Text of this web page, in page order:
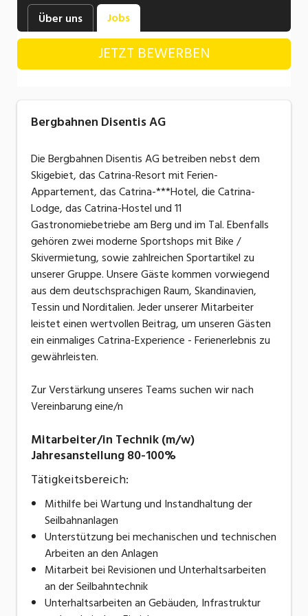
Industrie, Maschinenbau, Anlagenbau,
Produktion
Informatik, Telekommunikation
Mechanik, Elektronik, Optik, Textil (Fertigung)
Medizin, Gesundheitswesen, Pflege
Sicherheit, Rettung, Polizei, Zoll
Verkauf, Handel, Kundenberatung,
Aussendienst
Über uns Jobs
JETZT BEWERBEN
Bergbahnen Disentis AG
Die Bergbahnen Disentis AG betreiben nebst dem
Skigebiet, das Catrina-Resort mit Ferien-
Appartement, das Catrina-***Hotel, die Catrina-
Lodge, das Catrina-Hostel und 11
Gastronomiebetriebe am Berg und im Tal. Ebenfalls
gehören zwei moderne Sportshops mit Bike /
Skivermietung, sowie zahlreichen Sportartikel zu
unserer Gruppe. Unsere Gäste kommen vorwiegend
aus dem deutschsprachigen Raum, Skandinavien,
Tessin und Norditalien. Jeder unserer Mitarbeiter
leistet einen wertvollen Beitrag, um unseren Gästen
ein einmaliges Catrina-Experience - Ferienerlebnis zu
gewährleisten.
Zur Verstärkung unseres Teams suchen wir nach
Vereinbarung eine/n
Mitarbeiter/in Technik (m/w)
Jahresanstellung 80-100%
Tätigkeitsbereich:
Mithilfe bei Wartung und Instandhaltung der
Seilbahnanlagen
Unterstützung bei mechanischen und technischen
Arbeiten an den Anlagen
Mitarbeit bei Revisionen und Unterhaltsarbeiten
an der Seilbahntechnik
Unterhaltsarbeiten an Gebäuden, Infrastruktur